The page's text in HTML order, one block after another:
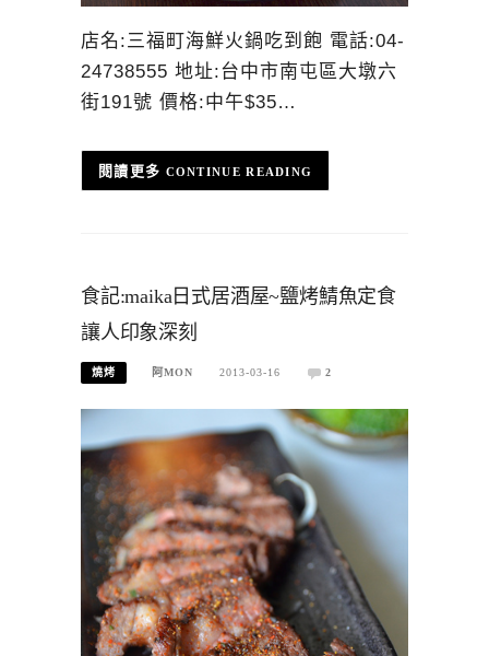
店名:三福町海鮮火鍋吃到飽 電話:04-
24738555 地址:台中市南屯區大墩六
街191號 價格:中午$35…
CONTINUE READING
食記:maika日式居酒屋~鹽烤鯖魚定食
讓人印象深刻
燒烤 阿MON 2013-03-16 2